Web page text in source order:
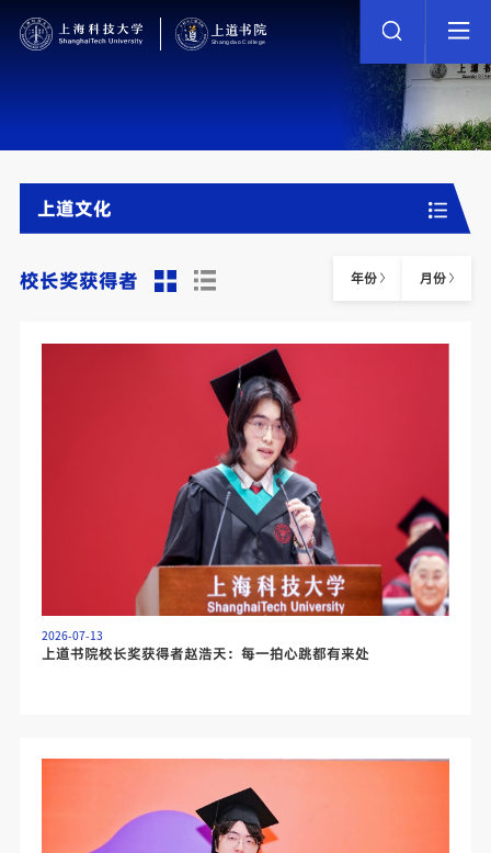
上道文化
校长奖获得者 年份 月份
2026-07-13
上道书院校长奖获得者赵浩天：每一拍心跳都有来处